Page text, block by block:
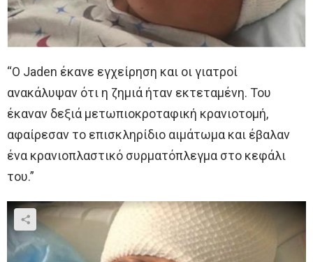
“Ο Jaden έκανε εγχείρηση και οι γιατροί
ανακάλυψαν ότι η ζημιά ήταν εκτεταμένη. Του
έκαναν δεξιά μετωπιοκροταφική κρανιοτομή,
αφαίρεσαν το επισκληρίδιο αιμάτωμα και έβαλαν
ένα κρανιοπλαστικό συρματόπλεγμα στο κεφάλι
του.”